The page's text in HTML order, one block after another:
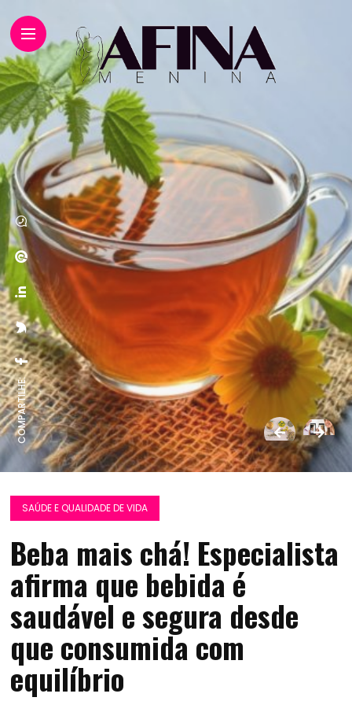
COMPARTILHE:
SAÚDE E QUALIDADE DE VIDA
Beba mais chá! Especialista
afirma que bebida é
saudável e segura desde
que consumida com
equilíbrio